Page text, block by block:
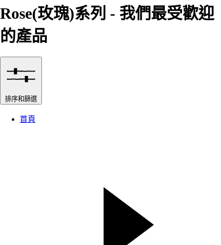
Rose(玫瑰)系列 - 我們最受歡迎
的產品
排序和篩選
首頁